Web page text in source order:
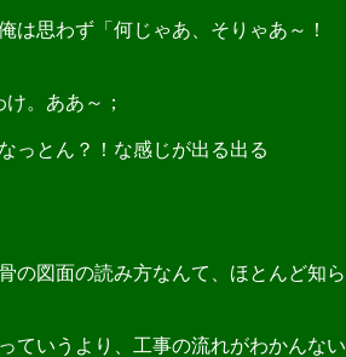
思わず「何じゃあ、そりゃあ～！
。ああ～；
っとん？！な感じが出る出る
の図面の読み方なんて、ほとんど知ら
ていうより、工事の流れがわかんない